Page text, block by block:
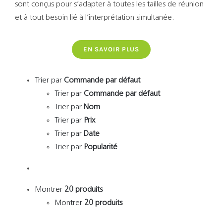
sont conçus pour s’adapter à toutes les tailles de réunion
et à tout besoin lié à l’interprétation simultanée.
EN SAVOIR PLUS
Trier par Commande par défaut
Trier par Commande par défaut
Trier par Nom
Trier par Prix
Trier par Date
Trier par Popularité
Montrer 20 produits
Montrer 20 produits